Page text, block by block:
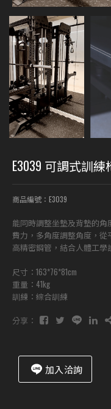
E3039 可調式訓練
商品編號：E3039
能同時調整坐墊及背墊的
費力，多角度調整角度，從
高精密鋼管，結合人體工學
尺寸：163*76*81cm
重量：41kg
訓練：綜合訓練
分享：
加入洽詢